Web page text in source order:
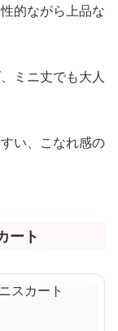
的ながら上品な
ミニ丈でも大人
い、こなれ感の
ート